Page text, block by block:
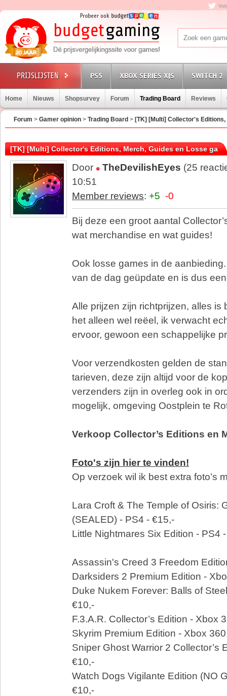
PS5 XBOX SERIES X|S SWITCH 2
Home Nieuws Shopsurvey Forum Trading Board Reviews
Forum > Gamer opinion > Trading Board > [TK] [Multi] Collector's
[TK] [Multi] Collector's Editions, Merch, Guides en Losse ga
Door TheDevilishEyes (25
10:51
Member reviews: +5 -0
Bij deze een groot aantal
wat merchandise en wat guides!
Ook losse games in de
van de dag geüpdate en is dus
Alle prijzen zijn richtprijzen, alles is
het alleen wel reëel, ik verwacht
ervoor, gewoon een schappelijke
Voor verzendkosten gelden de
tarieven, deze zijn altijd voor de
verzenders zijn in overleg ook in
mogelijk, omgeving Oostplein te
Verkoop Collector’s Editions en
Foto's zijn hier te vinden!
Op verzoek wil ik best extra foto’s
Lara Croft & The Temple of Osiris:
(SEALED) - PS4 - €15,-
Little Nightmares Six Edition - PS4
Assassin's Creed 3 Freedom
Darksiders 2 Premium Edition -
Duke Nukem Forever: Balls of
€10,-
F.3.A.R. Collector’s Edition - Xbox
Skyrim Premium Edition - Xbox
Sniper Ghost Warrior 2 Collector’s
€10,-
Watch Dogs Vigilante Edition (NO
€10,-